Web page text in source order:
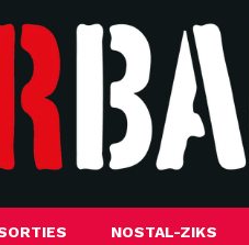
NOSTAL-ZIKS